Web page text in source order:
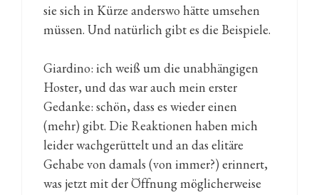
sie sich in Kürze anderswo hätte umsehen
müssen. Und natürlich gibt es die Beispiele.
Giardino: ich weiß um die unabhängigen
Hoster, und das war auch mein erster
Gedanke: schön, dass es wieder einen
(mehr) gibt. Die Reaktionen haben mich
leider wachgerüttelt und an das elitäre
Gehabe von damals (von immer?) erinnert,
was jetzt mit der Öffnung möglicherweise